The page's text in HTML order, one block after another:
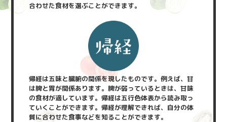
合わせた食材を選ぶことができます。
帰経は五味と臓腑の関係を現したものです。例えば、甘
は脾と胃が関係あります。脾が弱っているときは、甘味
の食材が適しています。帰経は五行色体表から読み取っ
ていくことができます。帰経が理解できれば、自分の体
質に合わせた食事などを知ることができます。